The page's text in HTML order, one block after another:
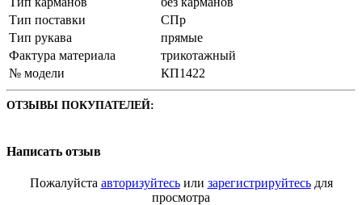
Тип поставки
СПр
Тип рукава
прямые
Фактура материала
трикотажный
№ модели
КП1422
ОТЗЫВЫ ПОКУПАТЕЛЕЙ:
Написать отзыв
Пожалуйста авторизуйтесьили зарегистрируйтесьдля
просмотра